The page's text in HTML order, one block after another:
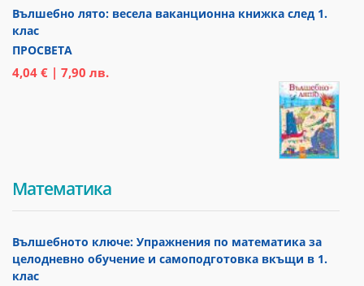
Вълшебно лято: весела ваканционна книжка след 1.
клас
ПРОСВЕТА
4,04 € | 7,90 лв.
Математика
Вълшебното ключе: Упражнения по математика за
целодневно обучение и самоподготовка вкъщи в 1.
клас